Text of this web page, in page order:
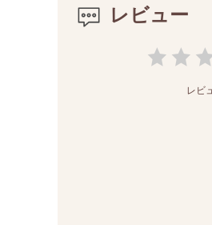
レビュー
レビ